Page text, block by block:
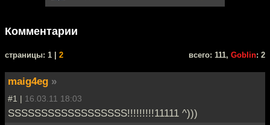
Комментарии
cтраницы: 1 | 2 всего: 111, Goblin: 2
maig4eg »
#1 | 16.03.11 18:03
SSSSSSSSSSSSSSSSSS!!!!!!!!!11111 ^)))